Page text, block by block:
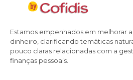
Estamos empenhados em melhorar
dinheiro, clarificando temáticas
pouco claras relacionadas com a
finanças pessoais.